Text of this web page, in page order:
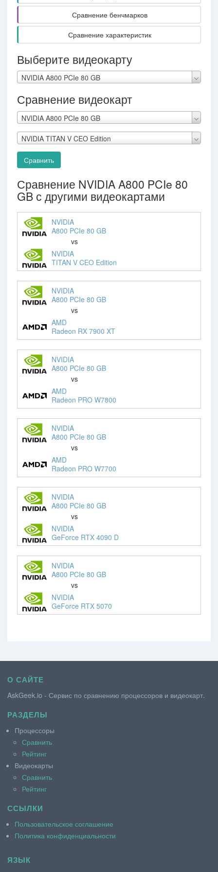
Сравнение бенчмарков
Сравнение характеристик
Выберите видеокарту
NVIDIA A800 PCIe 80 GB
Сравнение видеокарт
NVIDIA A800 PCIe 80 GB
NVIDIA TITAN V CEO Edition
Сравнить
Сравнение NVIDIA A800 PCIe 80
GB с другими видеокартами
NVIDIA
A800 PCIe 80 GB
vs
NVIDIA
TITAN V CEO Edition
NVIDIA
A800 PCIe 80 GB
vs
AMD
Radeon RX 7900 XT
NVIDIA
A800 PCIe 80 GB
vs
AMD
Radeon PRO W7800
NVIDIA
A800 PCIe 80 GB
vs
AMD
Radeon PRO W7700
NVIDIA
A800 PCIe 80 GB
vs
NVIDIA
GeForce RTX 4090 D
NVIDIA
A800 PCIe 80 GB
vs
NVIDIA
GeForce RTX 5070
О САЙТЕ
AskGeek.io - Сервис по сравнению процессоров и видеокарт.
РАЗДЕЛЫ
Процессоры
Сравнить
Рейтинг
Видеокарты
Сравнить
Рейтинг
ССЫЛКИ
Пользовательское соглашение
Политика конфиденциальности
ЯЗЫК